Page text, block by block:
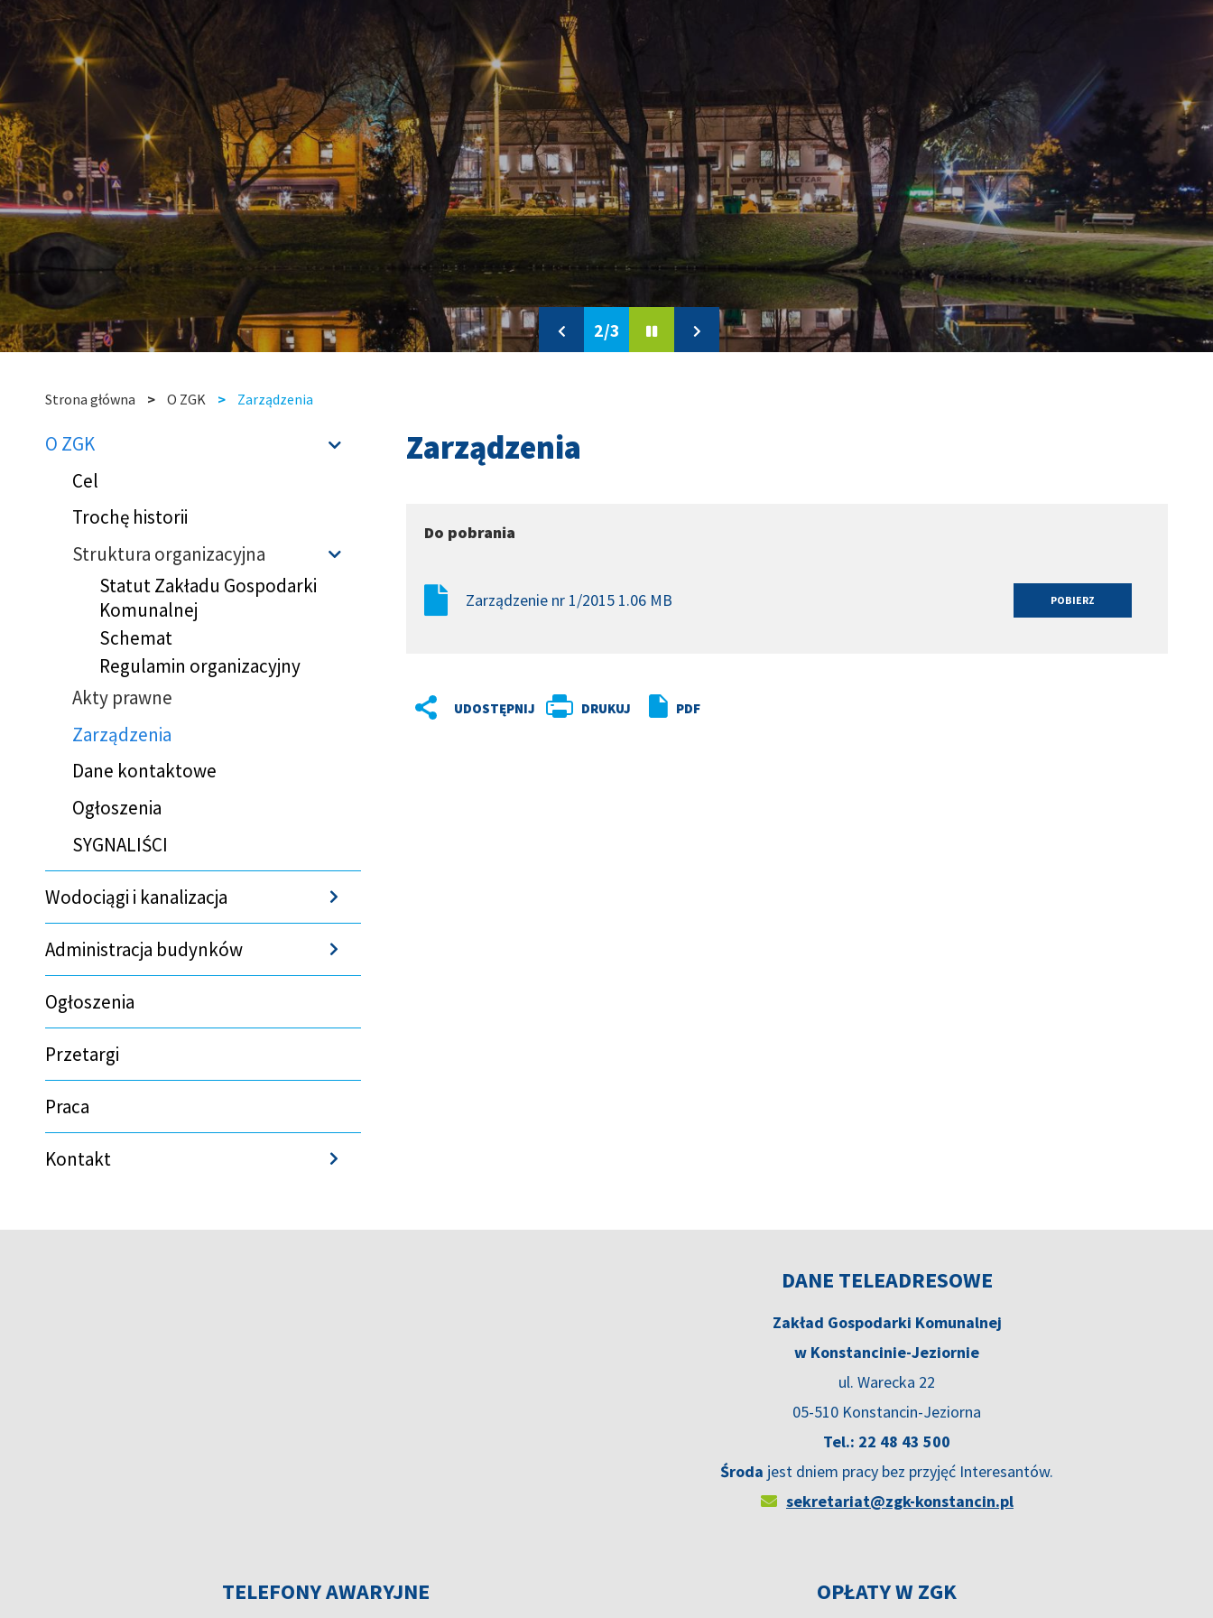
Pause
Previous
slide
Next
slide
2/3
nawigacyjna
Strona główna O ZGK Zarządzenia
O ZGK
Cel
Trochę historii
Struktura organizacyjna
Statut Zakładu Gospodarki
Komunalnej
Schemat
Regulamin organizacyjny
Akty prawne
Zarządzenia
Dane kontaktowe
Ogłoszenia
SYGNALIŚCI
Wodociągi i kanalizacja
Administracja budynków
Ogłoszenia
Przetargi
Praca
Kontakt
Zarządzenia
Do pobrania
Zarządzenie nr 1/2015 1.06 MB
DRUKUJ PDF
DANE TELEADRESOWE
Zakład Gospodarki Komunalnej
w Konstancinie-Jeziornie
ul. Warecka 22
05-510 Konstancin-Jeziorna
Tel.: 22 48 43 500
Środa jest dniem pracy bez przyjęć Interesantów.
sekretariat@zgk-konstancin.pl
TELEFONY AWARYJNE OPŁATY W ZGK